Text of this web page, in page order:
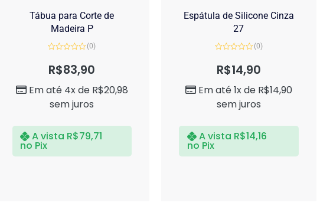
Tábua para Corte de
Madeira P
de
(0)
R$83,90
Em até 4x de R$20,98
sem juros
A vista R$79,71
no Pix
Espátula de Silicone Cinza
27
de
(0)
R$14,90
Em até 1x de R$14,90
sem juros
A vista R$14,16
no Pix